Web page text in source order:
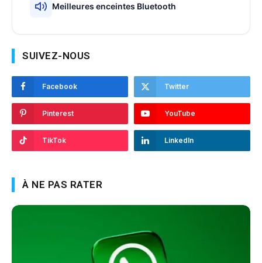
Meilleures enceintes Bluetooth
SUIVEZ-NOUS
Facebook Twitter
Pinterest YouTube
TikTok LinkedIn
À NE PAS RATER